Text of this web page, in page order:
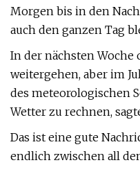
Morgen bis in den
auch den ganzen Tag
In der nächsten Woche
weitergehen, aber im
des meteorologischen
Wetter zu rechnen,
Das ist eine gute
endlich zwischen all